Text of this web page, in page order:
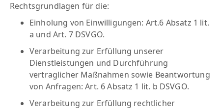
Rechtsgrundlagen für die:
Einholung von Einwilligungen: Art.6 Absatz 1 lit.
a und Art. 7 DSVGO.
Verarbeitung zur Erfüllung unserer
Dienstleistungen und Durchführung
vertraglicher Maßnahmen sowie Beantwortung
von Anfragen: Art. 6 Absatz 1 lit. b DSVGO.
Verarbeitung zur Erfüllung rechtlicher